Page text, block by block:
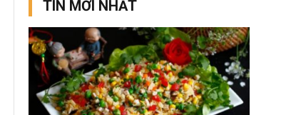
TIN MỚI NHẤT